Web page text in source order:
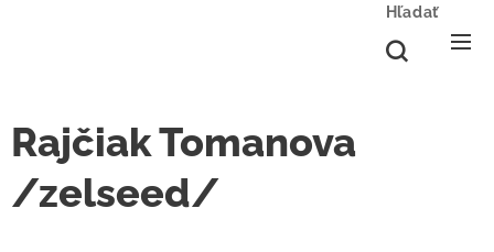
Hľadať
Rajčiak Tomanova
/zelseed/